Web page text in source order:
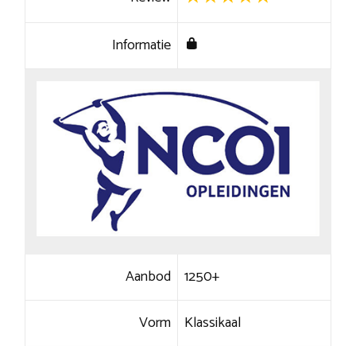
Informatie
Aanbod 1250+
Vorm Klassikaal